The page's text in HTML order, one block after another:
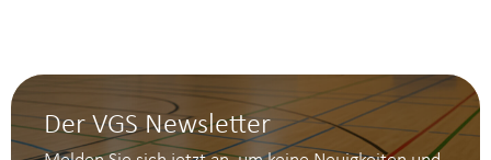
Der VGS Newsletter